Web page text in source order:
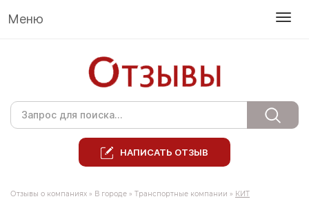
Меню
НАПИСАТЬ ОТЗЫВ
Отзывы о компаниях » В городе » Транспортные компании » КИТ